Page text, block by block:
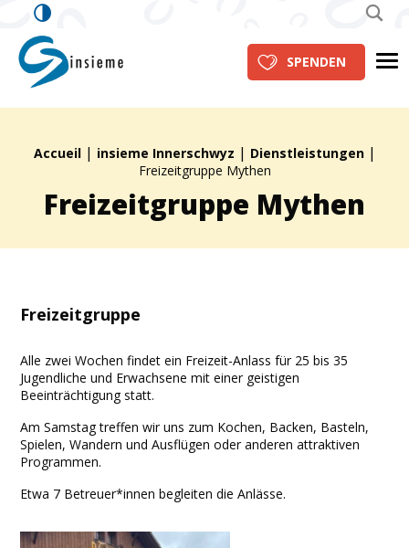
insieme Innerschwyz
SPENDEN
Brotkrümelpfad:
Accueil | insieme Innerschwyz | Dienstleistungen |
Freizeitgruppe Mythen
Freizeitgruppe Mythen
Freizeitgruppe
Alle zwei Wochen findet ein Freizeit-Anlass für 25 bis 35
Jugendliche und Erwachsene mit einer geistigen
Beeinträchtigung statt.
Am Samstag treffen wir uns zum Kochen, Backen, Basteln,
Spielen, Wandern und Ausflügen oder anderen attraktiven
Programmen.
Etwa 7 Betreuer*innen begleiten die Anlässe.